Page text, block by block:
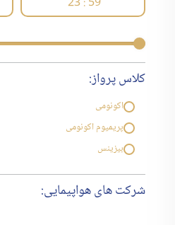
کلاس پرواز:
اکونومی
پریمیوم اکونومی
بیزینس
شرکت های هواپیمایی: